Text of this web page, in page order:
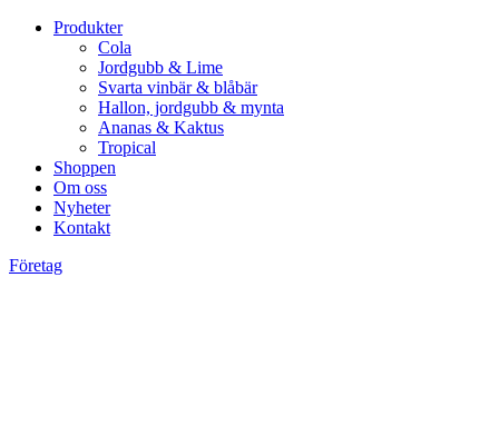
Produkter
Cola
Jordgubb & Lime
Svarta vinbär & blåbär
Hallon, jordgubb & mynta
Ananas & Kaktus
Tropical
Shoppen
Om oss
Nyheter
Kontakt
Företag